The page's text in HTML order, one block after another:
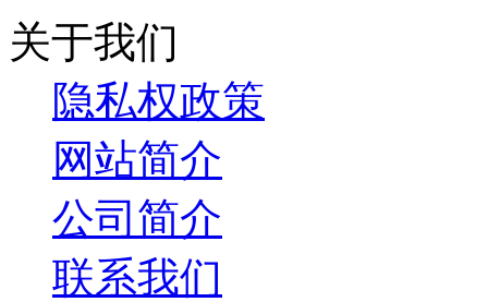
关于我们
隐私权政策
网站简介
公司简介
联系我们